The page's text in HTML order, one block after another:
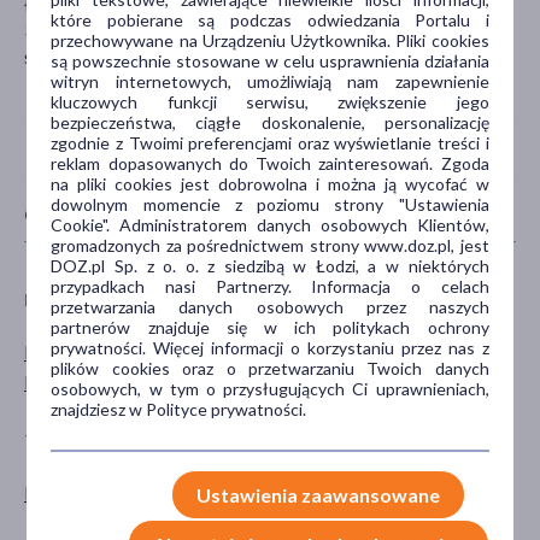
36-004 Łąka
sklep@sylveco.pl
CECHY PRODUKTU
PŁEĆ
Mężczyzna
Kobieta
WIEK
dla dorosłych
TYP PRODUKTU
Kosmetyk balsam
które pobierane są podczas odwiedzania Portalu i
przechowywane na Urządzeniu Użytkownika. Pliki cookies
są powszechnie stosowane w celu usprawnienia działania
witryn internetowych, umożliwiają nam zapewnienie
kluczowych funkcji serwisu, zwiększenie jego
bezpieczeństwa, ciągłe doskonalenie, personalizację
zgodnie z Twoimi preferencjami oraz wyświetlanie treści i
reklam dopasowanych do Twoich zainteresowań. Zgoda
na pliki cookies jest dobrowolna i można ją wycofać w
dowolnym momencie z poziomu strony "Ustawienia
Cookie". Administratorem danych osobowych Klientów,
gromadzonych za pośrednictwem strony www.doz.pl, jest
DOZ.pl Sp. z o. o. z siedzibą w Łodzi, a w niektórych
przypadkach nasi Partnerzy. Informacja o celach
przetwarzania danych osobowych przez naszych
partnerów znajduje się w ich politykach ochrony
prywatności. Więcej informacji o korzystaniu przez nas z
plików cookies oraz o przetwarzaniu Twoich danych
osobowych, w tym o przysługujących Ci uprawnieniach,
znajdziesz w Polityce prywatności.
Ustawienia zaawansowane